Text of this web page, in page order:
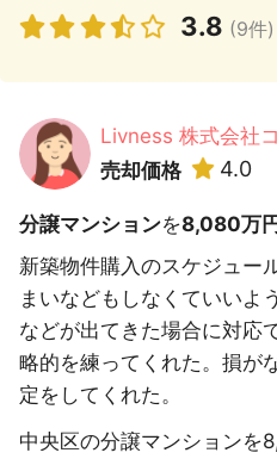
3.8 (9件)
Livness 株式会社
売却価格
4.0
分譲マンションを8,080万円
新築物件購入のスケジュー
まいなどもしなくていいよ
などが出てきた場合に対応
略的を練ってくれた。損が
定をしてくれた。
中央区の分譲マンション